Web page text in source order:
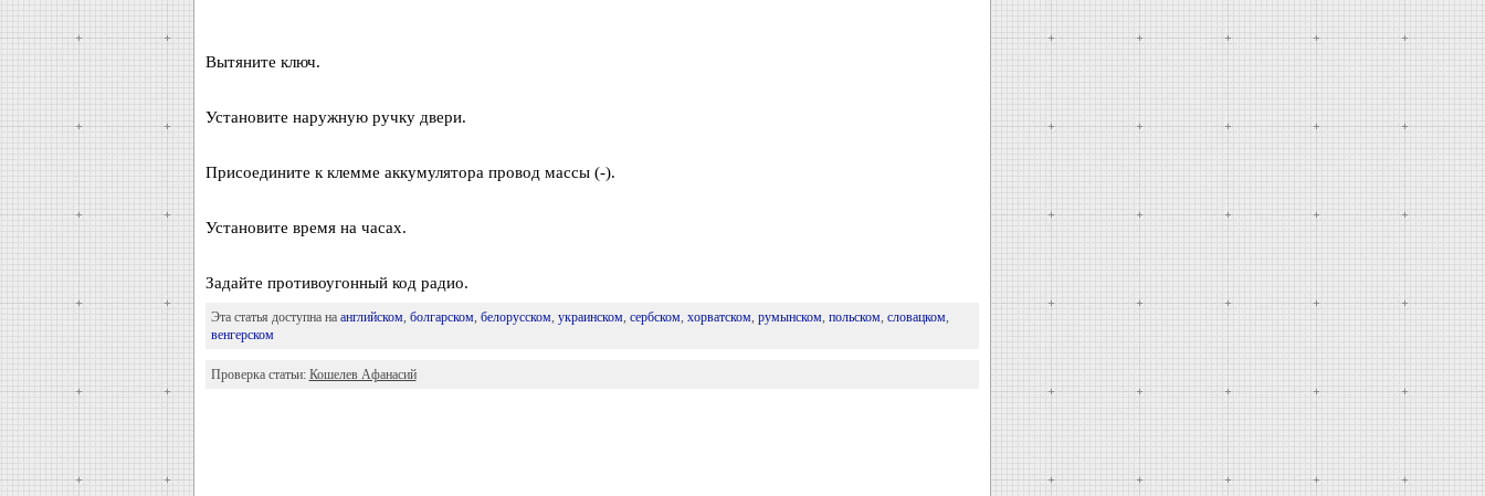
Вытяните ключ.
Установите наружную ручку двери.
Присоедините к клемме аккумулятора провод массы (-).
Установите время на часах.
Задайте противоугонный код радио.
Эта статья доступна на английском, болгарском, белорусском, украинском, сербском, хорватском, румынском, польском, словацком,
венгерском
Проверка статьи: Кошелев Афанасий